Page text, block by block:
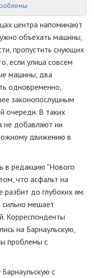
центра напоминают
объехать машины,
пропустить снующих
если улица совсем
машины, два
одновременно,
законопослушным
очереди. В таких
не добавляют ни
движению в
в редакцию "Нового
что асфальт на
разбит до глубоких ям.
мешает
Корреспонденты
на Барнаульскую,
проблемы с
с